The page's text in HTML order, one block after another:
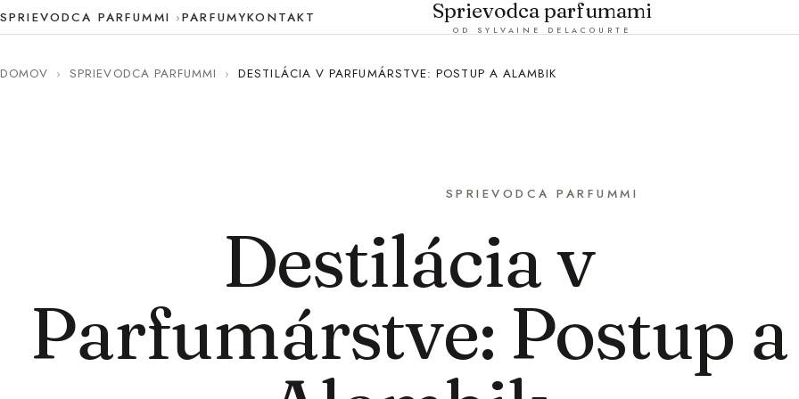
SPRIEVODCA PARFUMMI PARFUMYKONTAKT Sprievodca parfumami
OD SYLVAINE DELACOURTE
DOMOV › SPRIEVODCA PARFUMMI › DESTILÁCIA V PARFUMÁRSTVE: POSTUP A ALAMBIK
SPRIEVODCA PARFUMMI
Destilácia v
Parfumárstve: Postup a